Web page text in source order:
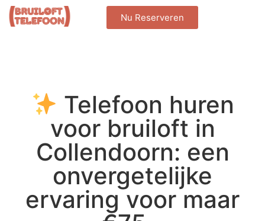
Nu Reserveren
Telefoon huren
voor bruiloft in
Collendoorn: een
onvergetelijke
ervaring voor maar